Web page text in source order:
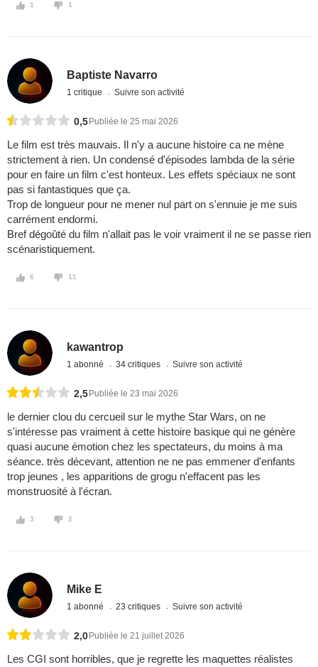
1 1
Baptiste Navarro
1 critique Suivre son activité
0,5 Publiée le 25 mai 2026
Le film est très mauvais. Il n'y a aucune histoire ca ne mène
strictement à rien. Un condensé d'épisodes lambda de la série
pour en faire un film c'est honteux. Les effets spéciaux ne sont
pas si fantastiques que ça.
Trop de longueur pour ne mener nul part on s'ennuie je me suis
carrément endormi.
Bref dégoûté du film n'allait pas le voir vraiment il ne se passe rien
scénaristiquement.
6 11
kawantrop
1 abonné 34 critiques Suivre son activité
2,5 Publiée le 23 mai 2026
le dernier clou du cercueil sur le mythe Star Wars, on ne
s'intéresse pas vraiment à cette histoire basique qui ne génère
quasi aucune émotion chez les spectateurs, du moins à ma
séance. très décevant, attention ne ne pas emmener d'enfants
trop jeunes , les apparitions de grogu n'effacent pas les
monstruosité à l'écran.
3 2
Mike E
1 abonné 23 critiques Suivre son activité
2,0 Publiée le 21 juillet 2026
Les CGI sont horribles, que je regrette les maquettes réalistes